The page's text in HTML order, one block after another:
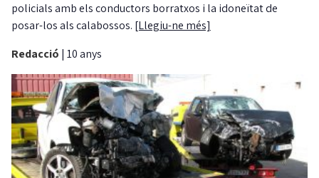
policials amb els conductors borratxos i la idoneïtat de
posar-los als calabossos. [Llegiu-ne més]
Redacció | 10 anys